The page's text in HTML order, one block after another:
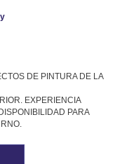
DE PINTURA DE LA
EXPERIENCIA
PARA